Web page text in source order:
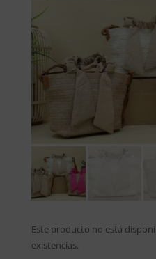
Este producto no está
existencias.